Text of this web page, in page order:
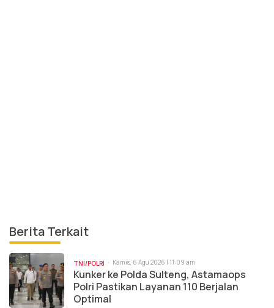
Berita Terkait
TNI/POLRI Kamis, 6 Agu 2026 | 11:09 am
Kunker ke Polda Sulteng, Astamaops
Polri Pastikan Layanan 110 Berjalan
Optimal